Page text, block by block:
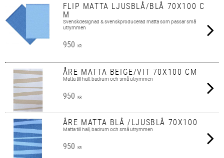
FLIP MATTA LJUSBLÅ/BLÅ 70X100 C
M
Svenskdesignad & svenskproducerad matta som passar små
utrymmen
950 KR
ÅRE MATTA BEIGE/VIT 70X100 CM
Matta till hall, badrum och små utrymmen
950 KR
ÅRE MATTA BLÅ /LJUSBLÅ 70X100
Matta till hall, badrum och små utrymmen
950 KR